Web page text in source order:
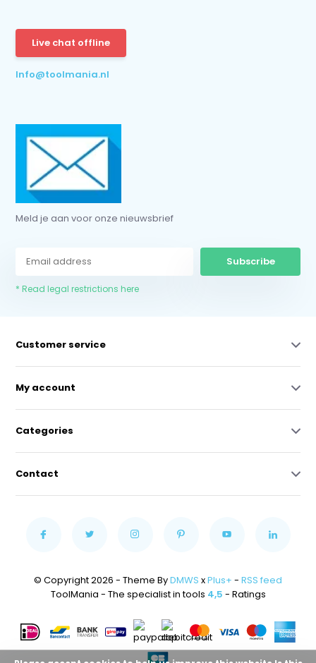
Live chat offline
Info@toolmania.nl
Meld je aan voor onze nieuwsbrief
Subscribe
* Read legal restrictions here
Customer service
My account
Categories
Contact
© Copyright 2026 - Theme ByDMWS xPlus+ - RSS feed
ToolMania - The specialist in tools 4,5 - Ratings